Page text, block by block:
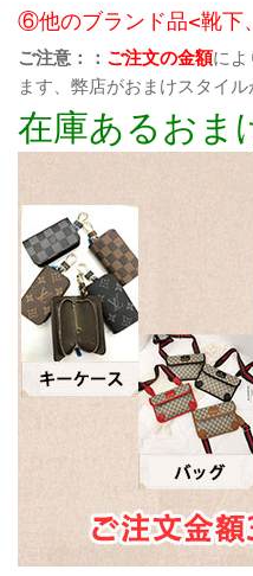
⑥他のブランド品<靴下
ご注意：： ご注文の金額に
ます、弊店がおまけスタイ
在庫あるおま